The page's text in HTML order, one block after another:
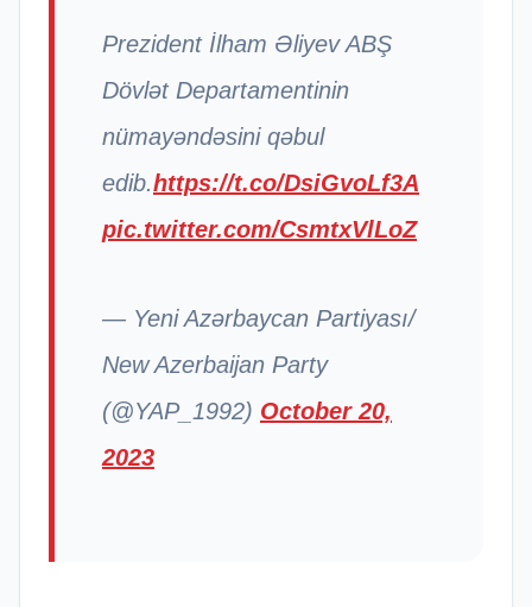
Prezident İlham Əliyev ABŞ
Dövlət Departamentinin
nümayəndəsini qəbul
edib.https://t.co/DsiGvoLf3A
pic.twitter.com/CsmtxVlLoZ
— Yeni Azərbaycan Partiyası/
New Azerbaijan Party
(@YAP_1992) October 20,
2023